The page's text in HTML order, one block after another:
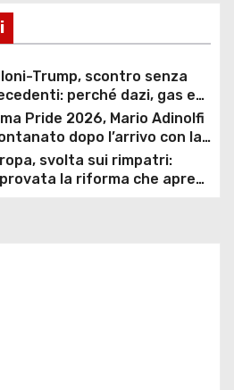
Trump, scontro senza
perché dazi, gas e
diplomatici possono
caro all’Italia
Pride 2026, Mario Adinolfi
dopo l’arrivo con la
di Israele: scontro
e polemiche sui diritti
svolta sui rimpatri:
la riforma che apre